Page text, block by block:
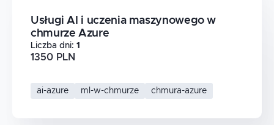
Usługi AI i uczenia maszynowego w
chmurze Azure
Liczba dni: 1
1350 PLN
ai-azure ml-w-chmurze chmura-azure